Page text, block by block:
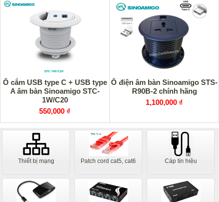
Ổ cắm USB type C + USB type
A âm bàn Sinoamigo STC-
1W/C20
550,000 ₫
Ổ điện âm bàn Sinoamigo STS-
R90B-2 chính hãng
1,100,000 ₫
Thiết bị mạng Patch cord cat5, cat6 Cáp tín hiệu